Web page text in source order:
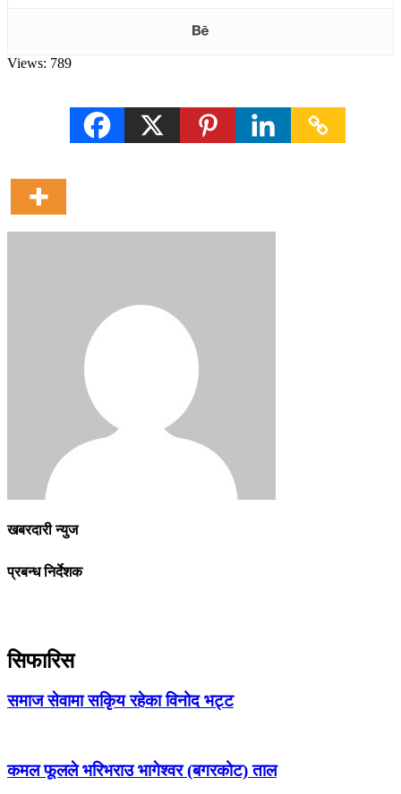
Views: 789
खबरदारी न्युज
प्रबन्ध निर्देशक
सिफारिस
समाज सेवामा सकिृय रहेका विनोद भट्ट
कमल फूलले भरिभराउ भागेश्वर (बगरकोट) ताल